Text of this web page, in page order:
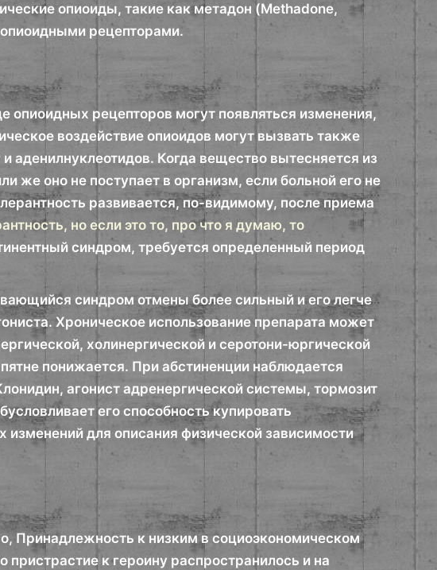
опиоиды, такие как метадон (Methadone,
рецепторами.
опиоидных рецепторов могут появляться изменения,
воздействие опиоидов могут вызвать также
аденилнуклеотидов. Когда вещество вытесняется из
же оно не поступает в организм, если больной его не
развивается, по-видимому, после приема
но если это то, про что я думаю, то
синдром, требуется определенный период
синдром отмены более сильный и его легче
Хроническое использование препарата может
холинергической и серотони-юргической
понижается. При абстиненции наблюдается
агонист адренергической системы, тормозит
его способность купировать
для описания физической зависимости
Принадлежность к низким в социоэкономическом
к героину распространилось и на